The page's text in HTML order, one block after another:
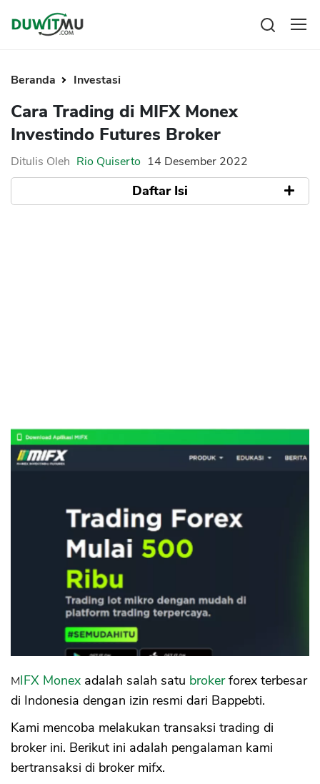
Reksadana
Saham
Bitcoin
Kartu Kredit
Kredit Usaha
Pinjaman Online
Broker Forex
Sekuritas Saham
Bank Digital
Crypto
Assets Crypto
Exchange
Beranda Investasi
Cara Trading di MIFX Monex
Investindo Futures Broker
Ditulis Oleh Rio Quiserto 14 Desember 2022
Daftar Isi
MIFX Monex adalah salah satu brokerforex terbesar
di Indonesia dengan izin resmi dari Bappebti.
Kami mencoba melakukan transaksi trading di
broker ini. Berikut ini adalah pengalaman kami
bertransaksi di broker mifx.